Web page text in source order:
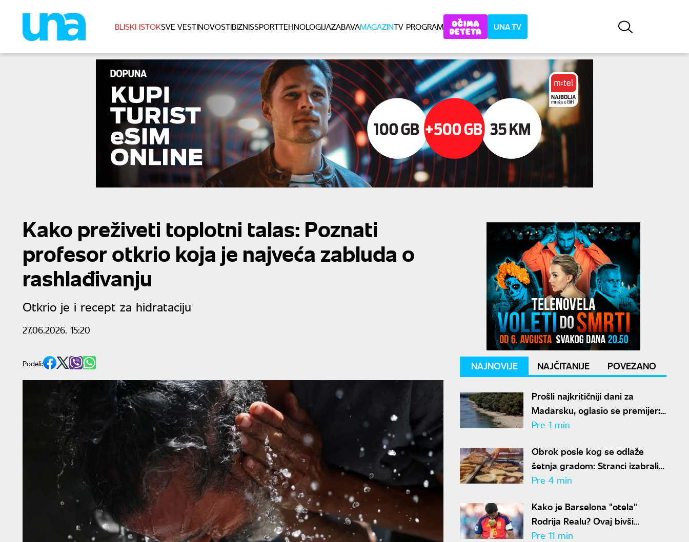
BLISKI ISTOKSVE VESTINOVOSTIBIZNISSPORTTEHNOLOGIJAZABAVAMAGAZINTV PROGRAM UNA TV
Kako preživeti toplotni talas: Poznati
profesor otkrio koja je najveća zabluda o
rashlađivanju
Otkrio je i recept za hidrataciju
27.06.2026. 15:20
Podeli: NAJNOVIJE NAJČITANIJE POVEZANO
Prošli najkritičniji dani za
Mađarsku, oglasio se premijer:
"Očuvali smo energetsku
Pre 1 min
Obrok posle kog se odlaže
šetnja gradom: Stranci izabrali
10 srpskih jela koja se ne
Pre 4 min
Kako je Barselona "otela"
Rodrija Realu? Ovaj bivši
fudbaler odigrao ključnu ulogu u
Pre 11 min